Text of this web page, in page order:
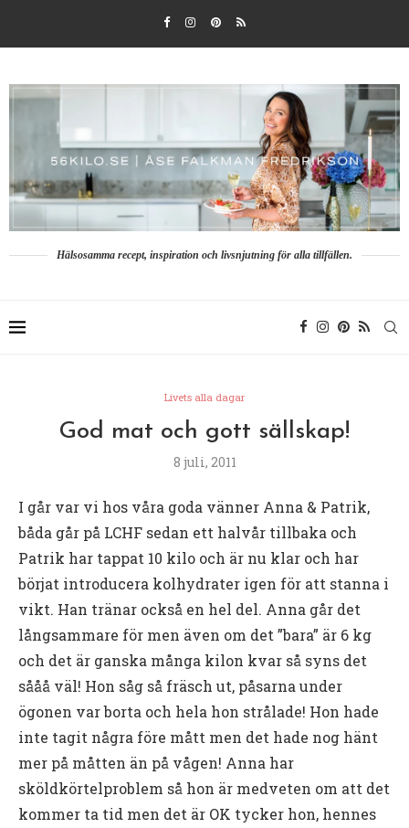
Hälsosamma recept, inspiration och livsnjutning för alla tillfällen.
Livets alla dagar
God mat och gott sällskap!
8 juli, 2011
I går var vi hos våra goda vänner Anna & Patrik,
båda går på LCHF sedan ett halvår tillbaka och
Patrik har tappat 10 kilo och är nu klar och har
börjat introducera kolhydrater igen för att stanna i
vikt. Han tränar också en hel del. Anna går det
långsammare för men även om det ”bara” är 6 kg
och det är ganska många kilon kvar så syns det
sååå väl! Hon såg så fräsch ut, påsarna under
ögonen var borta och hela hon strålade! Hon hade
inte tagit några före mått men det hade nog hänt
mer på måtten än på vågen! Anna har
sköldkörtelproblem så hon är medveten om att det
kommer ta tid men det är OK tycker hon, hennes